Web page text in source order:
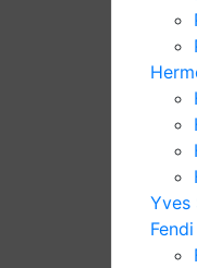
Yves
Fendi